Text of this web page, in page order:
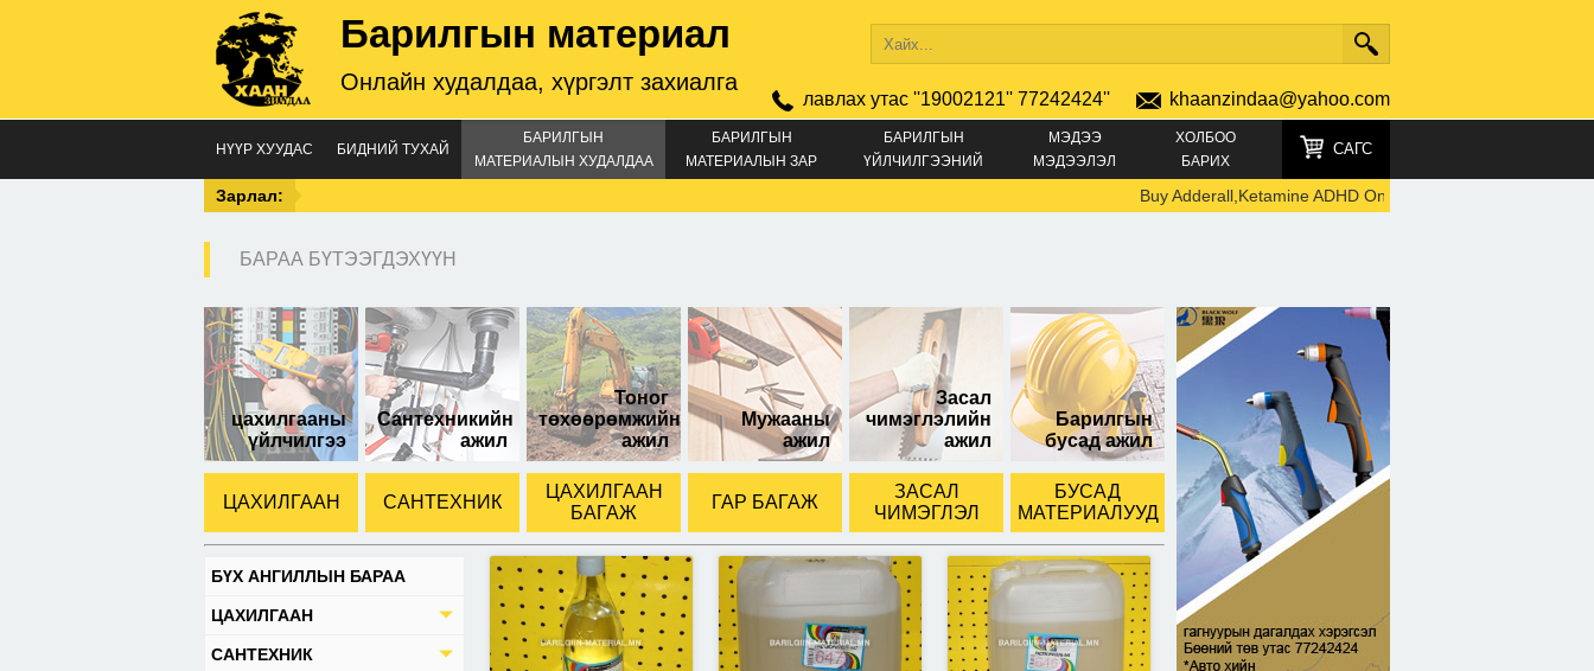
Барилгын материал
Онлайн худалдаа, хүргэлт захиалга
лавлах утас ''19002121'' 77242424'' khaanzindaa@yahoo.com
НҮҮР ХУУДАС БИДНИЙ ТУХАЙ
БАРИЛГЫН
МАТЕРИАЛЫН ХУДАЛДАА
БАРИЛГЫН
МАТЕРИАЛЫН ЗАР
БАРИЛГЫН
ҮЙЛЧИЛГЭЭНИЙ
МЭДЭЭ
МЭДЭЭЛЭЛ
ХОЛБОО
БАРИХ
САГС
Зарлал: Buy Adderall,Ketamine ADHD Online: TELEGRAM
БАРАА БҮТЭЭГДЭХҮҮН
цахилгааны
үйлчилгээ
Сантехникийн
ажил
Тоног
төхөөрөмжийн
ажил
Мужааны
ажил
Засал
чимэглэлийн
ажил
Барилгын
бусад ажил
ЦАХИЛГААН САНТЕХНИК
ЦАХИЛГААН
БАГАЖ
ГАР БАГАЖ
ЗАСАЛ
ЧИМЭГЛЭЛ
БУСАД
МАТЕРИАЛУУД
БҮХ АНГИЛЛЫН БАРАА
ЦАХИЛГААН
САНТЕХНИК
500гр-тай 5л-тэй 5л-тэй
Будаг шингэлэгч 647 Будаг шингэлэгч 646